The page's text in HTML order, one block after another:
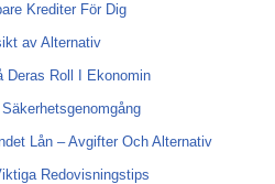
Krediter För Dig
av Alternativ
Deras Roll I Ekonomin
Lån – Avgifter Och Alternativ
Redovisningstips